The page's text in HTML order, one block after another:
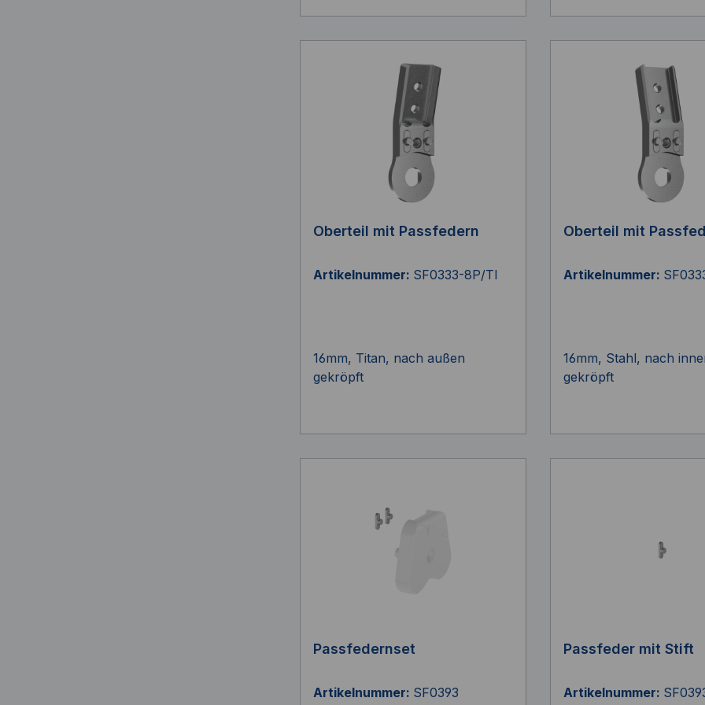
Oberteil mit Passfedern
Artikelnummer: SF0333-8P/TI
16mm, Titan, nach außen
gekröpft
Oberteil mit
Artikelnummer:
16mm, Stahl, nach
gekröpft
Passfedernset
Artikelnummer: SF0393
Passfeder mit Stift
Artikelnummer: